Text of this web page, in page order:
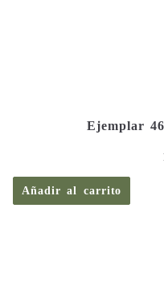
Ejemplar
Añadir al carrito